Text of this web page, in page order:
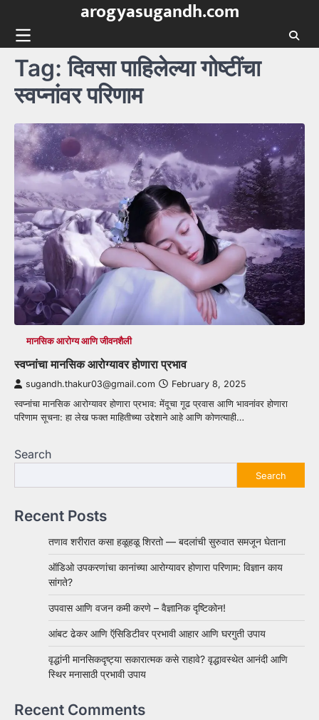
content
arogyasugandh.com
Tag:दिवसा पाहिलेल्या गोष्टींचा
स्वप्नांवर परिणाम
मानसिक आरोग्य आणि जीवनशैली
स्वप्नांचा मानसिक आरोग्यावर होणारा प्रभाव
sugandh.thakur03@gmail.com February 8, 2025
स्वप्नांचा मानसिक आरोग्यावर होणारा प्रभाव: मेंदूचा गूढ प्रवास आणि भावनांवर होणारा
परिणाम सूचना: हा लेख फक्त माहितीच्या उद्देशाने आहे आणि कोणत्याही…
Search
Search
Recent Posts
तणाव शरीरात कसा हळूहळू शिरतो — बदलांची सुरुवात समजून घेताना
ऑडिओ उपकरणांचा कानांच्या आरोग्यावर होणारा परिणाम: विज्ञान काय
सांगते?
उपवास आणि वजन कमी करणे – वैज्ञानिक दृष्टिकोन!
आंबट ढेकर आणि ऍसिडिटीवर प्रभावी आहार आणि घरगुती उपाय
वृद्धांनी मानसिकदृष्ट्या सकारात्मक कसे राहावे? वृद्धावस्थेत आनंदी आणि
स्थिर मनासाठी प्रभावी उपाय
Recent Comments